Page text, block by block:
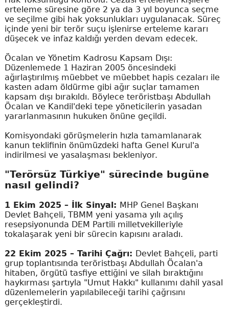
erteleme süresine göre 2 ya da 3 yıl boyunca seçme
ve seçilme gibi hak yoksunlukları uygulanacak. Süreç
içinde yeni bir terör suçu işlenirse erteleme kararı
düşecek ve infaz kaldığı yerden devam edecek.
Öcalan ve Yönetim Kadrosu Kapsam Dışı:
Düzenlemede 1 Haziran 2005 öncesindeki
ağırlaştırılmış müebbet ve müebbet hapis cezaları ile
kasten adam öldürme gibi ağır suçlar tamamen
kapsam dışı bırakıldı. Böylece teröristbaşı Abdullah
Öcalan ve Kandil'deki tepe yöneticilerin yasadan
yararlanmasının hukuken önüne geçildi.
Komisyondaki görüşmelerin hızla tamamlanarak
kanun teklifinin önümüzdeki hafta Genel Kurul'a
indirilmesi ve yasalaşması bekleniyor.
"Terörsüz Türkiye" sürecinde bugüne
nasıl gelindi?
1 Ekim 2025 – İlk Sinyal: MHP Genel Başkanı
Devlet Bahçeli, TBMM yeni yasama yılı açılış
resepsiyonunda DEM Partili milletvekilleriyle
tokalaşarak yeni bir sürecin kapısını araladı.
22 Ekim 2025 – Tarihi Çağrı: Devlet Bahçeli, parti
grup toplantısında teröristbaşı Abdullah Öcalan'a
hitaben, örgütü tasfiye ettiğini ve silah bıraktığını
haykırması şartıyla "Umut Hakkı" kullanımı dahil yasal
düzenlemelerin yapılabileceği tarihi çağrısını
gerçekleştirdi.